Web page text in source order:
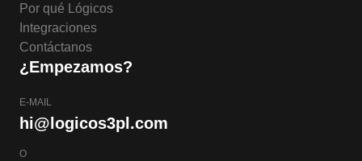
Por qué Lógicos
Integraciones
Contáctanos
¿Empezamos?
E-MAIL
hi@logicos3pl.com
O